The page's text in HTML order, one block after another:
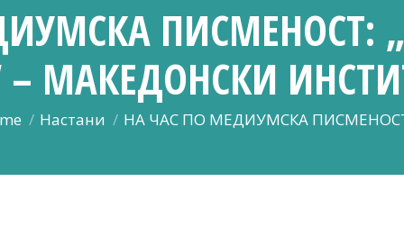
ПИСМЕНОСТ:
– МАКЕДОНСКИ
are here:Настани НА ЧАС ПО МЕДИУМСКА